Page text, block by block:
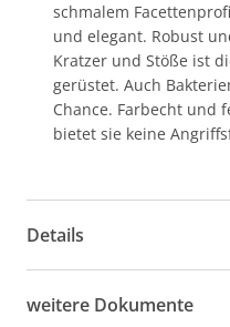
schmalem
und elegant. Robust
Kratzer und Stöße ist
gerüstet. Auch
Chance. Farbecht und
bietet sie keine
Details
weitere Dokumente